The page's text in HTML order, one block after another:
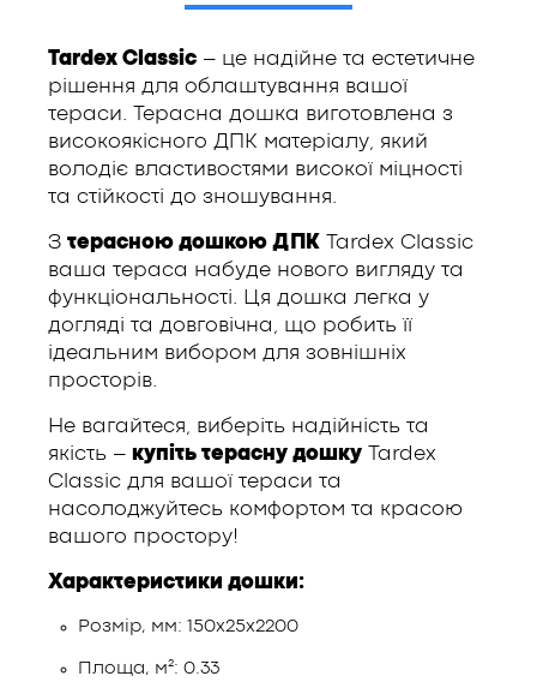
Tardex Classic – це надійне та естетичне
рішення для облаштування вашої
тераси. Терасна дошка виготовлена з
високоякісного ДПК матеріалу, який
володіє властивостями високої міцності
та стійкості до зношування.
З терасною дошкою ДПК Tardex Classic
ваша тераса набуде нового вигляду та
функціональності. Ця дошка легка у
догляді та довговічна, що робить її
ідеальним вибором для зовнішніх
просторів.
Не вагайтеся, виберіть надійність та
якість – купіть терасну дошку Tardex
Classic для вашої тераси та
насолоджуйтесь комфортом та красою
вашого простору!
Характеристики дошки:
Розмір, мм: 150х25х2200
Площа, м²: 0.33